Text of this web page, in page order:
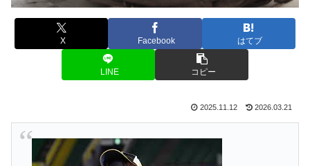
X Facebook はてブ
LINE コピー
2025.11.12 2026.03.21